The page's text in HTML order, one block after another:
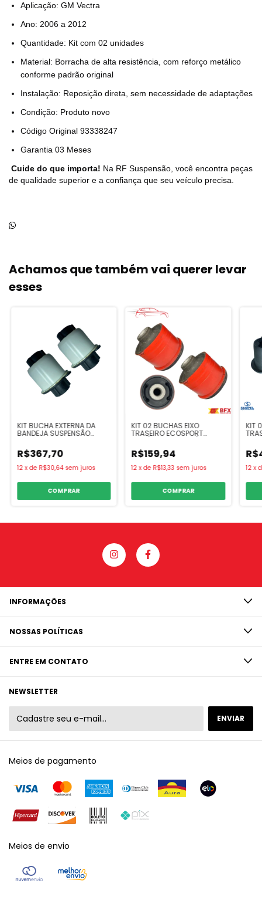
Aplicação: GM Vectra
Ano: 2006 a 2012
Quantidade: Kit com 02 unidades
Material: Borracha de alta resistência, com reforço metálico
conforme padrão original
Instalação: Reposição direta, sem necessidade de adaptações
Condição: Produto novo
Código Original 93338247
Garantia 03 Meses
Cuide do que importa! Na RF Suspensão, você encontra peças
de qualidade superior e a confiança que seu veículo precisa.
Achamos que também vai querer levar
esses
KIT BUCHA EXTERNA DA
BANDEJA SUSPENSÃO
2018... TUBO 112,5 MM
R$367,70
12 xde R$30,64 sem juros
COMPRAR
KIT 02 BUCHAS EIXO
TRASEIRO ECOSPORT
R$159,94
12 xde R$13,33 sem juros
COMPRAR
KIT
12
12 x
INFORMAÇÕES
NOSSAS POLÍTICAS
ENTRE EM CONTATO
NEWSLETTER
Meios de pagamento
Meios de envio